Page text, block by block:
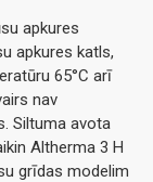
apkures
apkures katls,
65°C arī
nav
Siltuma avota
Altherma 3 H
grīdas modelim